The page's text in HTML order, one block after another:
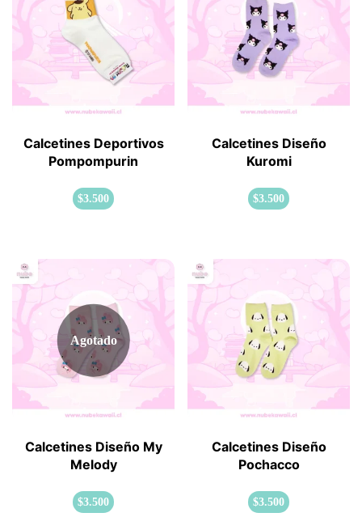
Calcetines Deportivos
Pompompurin
$3.500
Calcetines Diseño
Kuromi
$3.500
Agotado
Calcetines Diseño My
Melody
$3.500
Calcetines Diseño
Pochacco
$3.500